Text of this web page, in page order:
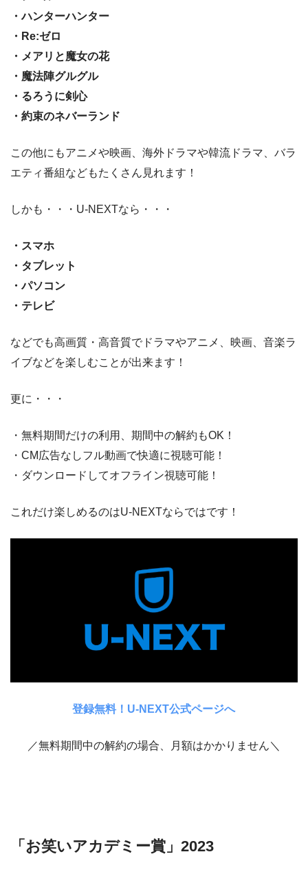
・ハンターハンター
・Re:ゼロ
・メアリと魔女の花
・魔法陣グルグル
・るろうに剣心
・約束のネバーランド
この他にもアニメや映画、海外ドラマや韓流ドラマ、バラ
エティ番組などもたくさん見れます！
しかも・・・U-NEXTなら・・・
・スマホ
・タブレット
・パソコン
・テレビ
などでも高画質・高音質でドラマやアニメ、映画、音楽ラ
イブなどを楽しむことが出来ます！
更に・・・
・無料期間だけの利用、期間中の解約もOK！
・CM広告なしフル動画で快適に視聴可能！
・ダウンロードしてオフライン視聴可能！
これだけ楽しめるのはU-NEXTならではです！
登録無料！U-NEXT公式ページへ
／無料期間中の解約の場合、月額はかかりません＼
「お笑いアカデミー賞」2023